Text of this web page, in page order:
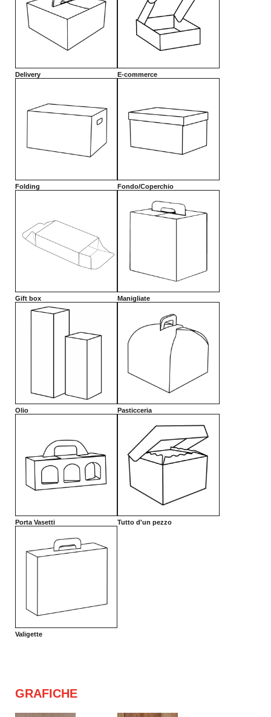
Delivery E-commerce
Folding Fondo/Coperchio
Gift box Manigliate
Olio Pasticceria
Porta Vasetti Tutto d'un pezzo
Valigette
GRAFICHE